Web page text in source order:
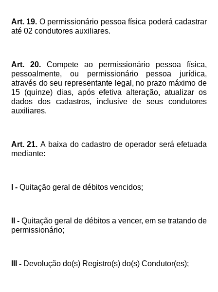
Art. 19. O permissionário pessoa física poderá cadastrar
até 02 condutores auxiliares.
Art. 20. Compete ao permissionário pessoa
física,
pessoalmente,
ou permissionário pessoa
jurídica,
através do seu representante legal, no prazo máximo de
15 (quinze) dias, após efetiva alteração, atualizar os
dados
dos cadastros, inclusive de seus
condutores
auxiliares.
Art. 21. A baixa do cadastro de operador será efetuada
mediante:
- Quitação geral de débitos vencidos;
- Quitação geral de débitos a vencer, em se tratando de
permissionário;
- Devolução do(s) Registro(s) do(s) Condutor(es);